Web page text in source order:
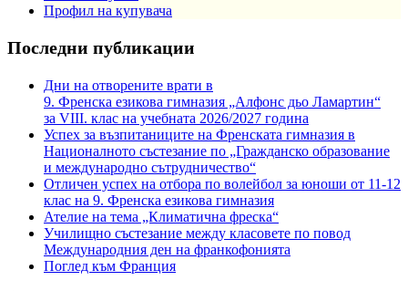
Профил на купувача
Последни публикации
Дни на отворените врати в
9. Френска езикова гимназия „Алфонс дьо Ламартин“
за VIII. клас на учебната 2026/2027 година
Успех за възпитаниците на Френската гимназия в
Националното състезание по „Гражданско образование
и международно сътрудничество“
Отличен успех на отбора по волейбол за юноши от 11-12
клас на 9. Френска езикова гимназия
Ателие на тема „Климатична фреска“
Училищно състезание между класовете по повод
Международния ден на франкофонията
Поглед към Франция